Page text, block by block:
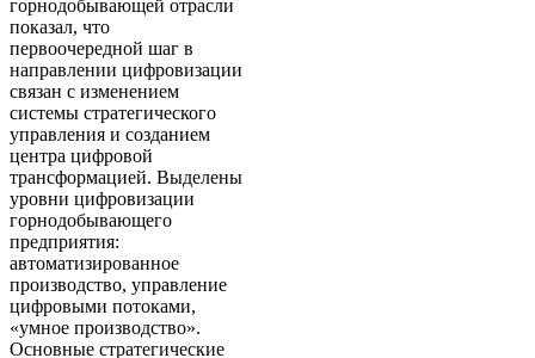
горнодобывающей отрасли
показал, что
первоочередной шаг в
направлении цифровизации
связан с изменением
системы стратегического
управления и созданием
центра цифровой
трансформацией. Выделены
уровни цифровизации
горнодобывающего
предприятия:
автоматизированное
производство, управление
цифровыми потоками,
«умное производство».
Основные стратегические